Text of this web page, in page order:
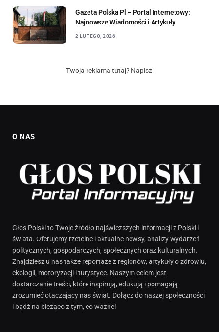
Gazeta Polska Pl – Portal Internetowy:
Najnowsze Wiadomości i Artykuły
2 LUTEGO, 2026
Twoja reklama tutaj? Napisz!
O NAS
Głos Polski to Twoje źródło najświeższych informacji z Polski i
świata. Oferujemy rzetelne i aktualne newsy, analizy wydarzeń
politycznych, gospodarczych, społecznych oraz kulturalnych.
Znajdziesz u nas także reportaże z regionów, artykuły o zdrowiu,
ekologii, motoryzacji i turystyce. Naszym celem jest
dostarczanie treści, które inspirują, edukują i pomagają
zrozumieć otaczający nas świat. Dołącz do naszej społeczności
i bądź na bieżąco z tym, co ważne!